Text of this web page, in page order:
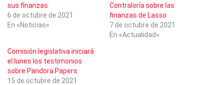
sus finanzas
6 de octubre de 2021
En «Noticias»
Contraloría sobre las
finanzas de Lasso
7 de octubre de 2021
En «Actualidad»
Comisión legislativa iniciará
el lunes los testimonios
sobre Pandora Papers
15 de octubre de 2021